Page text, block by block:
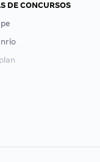
DE CONCURSOS